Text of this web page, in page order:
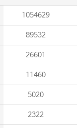
1054629
89532
26601
11460
5020
2322